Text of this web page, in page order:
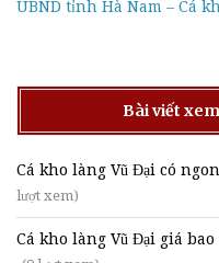
UBND tỉnh Hà Nam – Cá
Bài viết
Cá kho làng Vũ Đại có
lượt xem)
Cá kho làng Vũ Đại giá